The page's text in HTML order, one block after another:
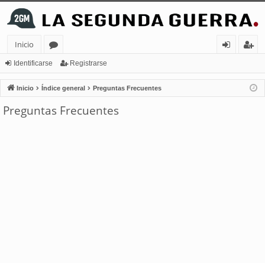
Inicio
or
os
nt
ifi
ist
ra
Identificarse Registrarse
Inicio Índice general Preguntas Frecuentes
Preguntas Frecuentes